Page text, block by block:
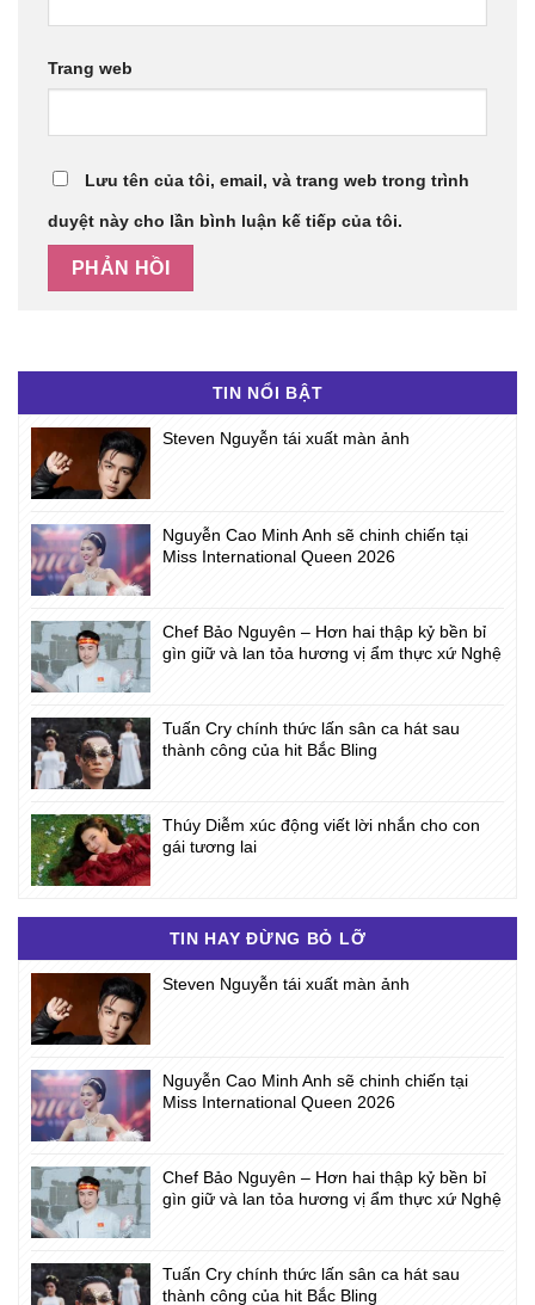
Trang web
Lưu tên của tôi, email, và trang web trong trình
duyệt này cho lần bình luận kế tiếp của tôi.
TIN NỔI BẬT
Steven Nguyễn tái xuất màn ảnh
Nguyễn Cao Minh Anh sẽ chinh chiến tại
Miss International Queen 2026
Chef Bảo Nguyên – Hơn hai thập kỷ bền bỉ
gìn giữ và lan tỏa hương vị ẩm thực xứ Nghệ
Tuấn Cry chính thức lấn sân ca hát sau
thành công của hit Bắc Bling
Thúy Diễm xúc động viết lời nhắn cho con
gái tương lai
TIN HAY ĐỪNG BỎ LỠ
Steven Nguyễn tái xuất màn ảnh
Nguyễn Cao Minh Anh sẽ chinh chiến tại
Miss International Queen 2026
Chef Bảo Nguyên – Hơn hai thập kỷ bền bỉ
gìn giữ và lan tỏa hương vị ẩm thực xứ Nghệ
Tuấn Cry chính thức lấn sân ca hát sau
thành công của hit Bắc Bling